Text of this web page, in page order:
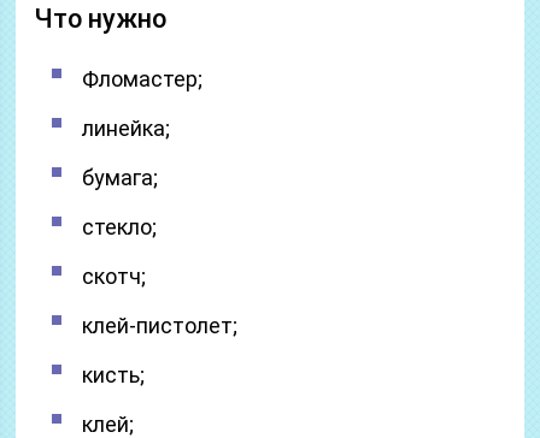
Что нужно
Фломастер;
линейка;
бумага;
стекло;
скотч;
клей-пистолет;
кисть;
клей;